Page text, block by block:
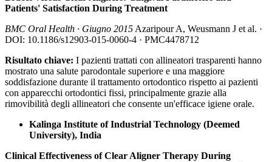
Patients' Satisfaction During Treatment
BMC Oral Health · Giugno 2015Azaripour A, Weusmann J et al. ·
DOI: 10.1186/s12903-015-0060-4 · PMC4478712
Risultato chiave: I pazienti trattati con allineatori trasparenti hanno
mostrato una salute parodontale superiore e una maggiore
soddisfazione durante il trattamento ortodontico rispetto ai pazienti
con apparecchi ortodontici fissi, principalmente grazie alla
rimovibilità degli allineatori che consente un'efficace igiene orale.
Kalinga Institute of Industrial Technology (Deemed
University), India
Clinical Effectiveness of Clear Aligner Therapy During